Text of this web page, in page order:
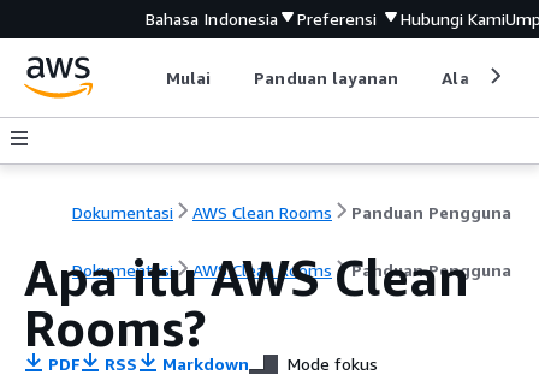
Bahasa Indonesia Preferensi Hubungi Kami
Mulai Panduan layanan Alat
Dokumentasi AWS Clean Rooms Panduan Pengguna
Dokumentasi AWS Clean Rooms Panduan Pengguna
Apa itu AWS Clean
Rooms?
PDF RSS Markdown Mode fokus